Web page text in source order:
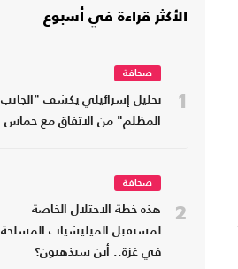
الأكثر قراءة في أسبوع
1
صحافة
تحليل إسرائيلي يكشف "الجانب
المظلم" من الاتفاق مع حماس
2
صحافة
هذه خطة الاحتلال الخاصة
لمستقبل الميليشيات المسلحة
في غزة.. أين سيذهبون؟